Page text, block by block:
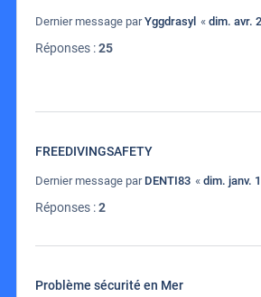
Dernier message parYggdrasyl « dim. avr.
Réponses :25
FREEDIVINGSAFETY
Dernier message par DENTI83 « dim. janv.
Réponses :2
Problème sécurité en Mer